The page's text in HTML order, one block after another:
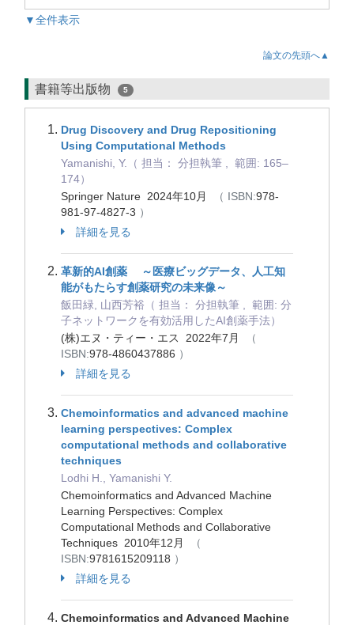
▼全件表示
論文の先頭へ▲
書籍等出版物 5
Drug Discovery and Drug Repositioning
Using Computational Methods
Yamanishi, Y.（ 担当： 分担執筆 , 範囲: 165–
174）
Springer Nature 2024年10月
（ ISBN:978-
981-97-4827-3 ）
詳細を見る
革新的AI創薬 ～医療ビッグデータ、人工知
能がもたらす創薬研究の未来像～
飯田緑, 山西芳裕（ 担当： 分担執筆 , 範囲: 分
子ネットワークを有効活用したAI創薬手法）
(株)エヌ・ティー・エス 2022年7月
（
ISBN:978-4860437886 ）
詳細を見る
Chemoinformatics and advanced machine
learning perspectives: Complex
computational methods and collaborative
techniques
Lodhi H., Yamanishi Y.
Chemoinformatics and Advanced Machine
Learning Perspectives: Complex
Computational Methods and Collaborative
Techniques 2010年12月
（
ISBN:9781615209118 ）
詳細を見る
Chemoinformatics and Advanced Machine